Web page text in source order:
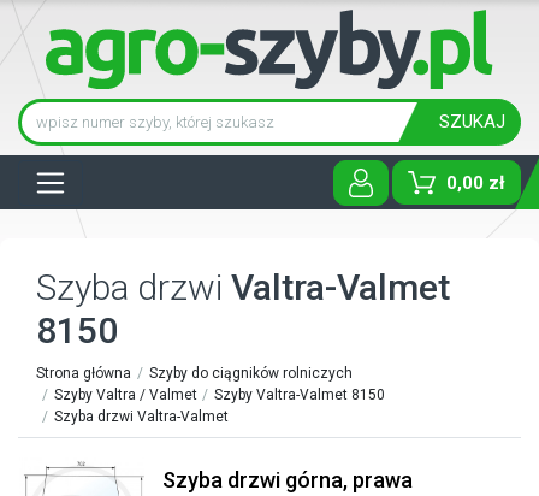
SZUKAJ
0,00 zł
Szyba drzwi Valtra-Valmet
8150
Strona główna
Szyby do ciągników rolniczych
Szyby Valtra / Valmet
Szyby Valtra-Valmet 8150
Szyba drzwi Valtra-Valmet
Szyba drzwi górna, prawa